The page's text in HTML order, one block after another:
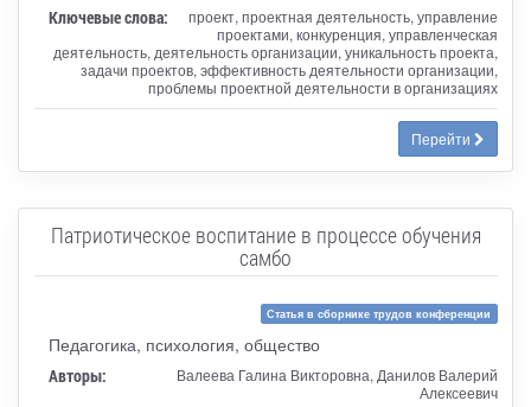
Ключевые слова:
проект, проектная деятельность, управление
проектами, конкуренция, управленческая
деятельность, деятельность организации, уникальность проекта,
задачи проектов, эффективность деятельности организации,
проблемы проектной деятельности в организациях
Перейти
Патриотическое воспитание в процессе обучения
самбо
Статья в сборнике трудов конференции
Педагогика, психология, общество
Авторы:
Валеева Галина Викторовна, Данилов Валерий
Алексеевич